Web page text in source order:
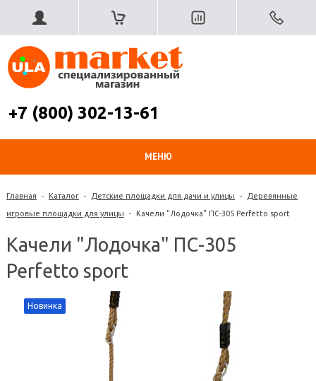
+7 (800) 302-13-61
МЕНЮ
Главная - Каталог - Детские площадки для дачи и улицы - Деревянные
игровые площадки для улицы - Качели "Лодочка" ПС-305 Perfetto sport
Качели "Лодочка" ПС-305
Perfetto sport
Новинка